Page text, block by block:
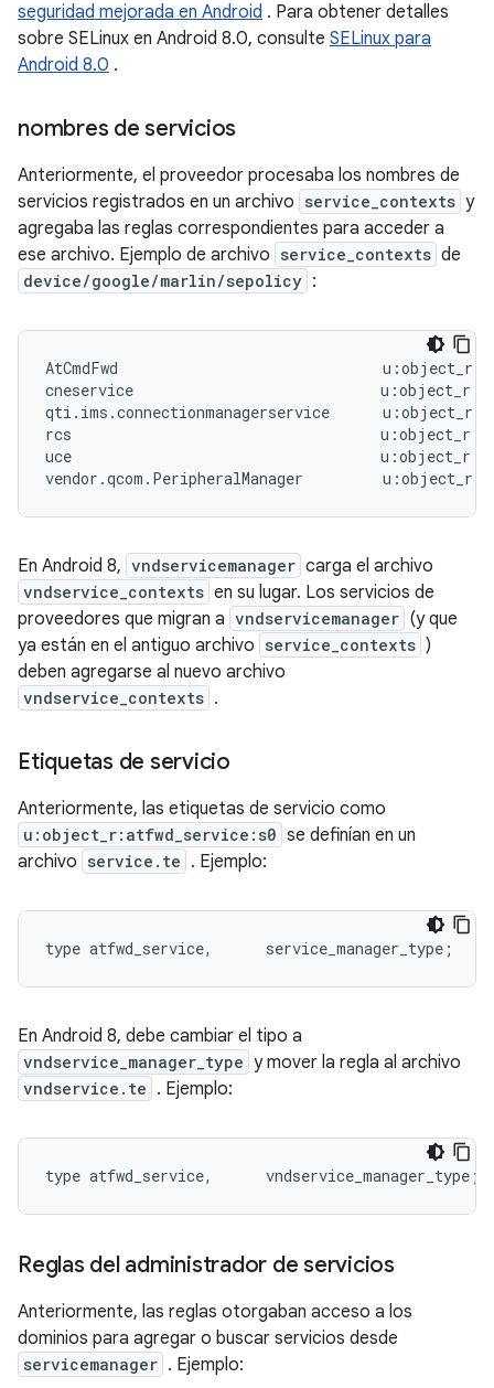
seguridad mejorada en Android . Para obtener detalles
sobre SELinux en Android 8.0, consulte SELinux para
Android 8.0 .
nombres de servicios
Anteriormente, el proveedor procesaba los nombres de
servicios registrados en un archivo service_contexts y
agregaba las reglas correspondientes para acceder a
ese archivo. Ejemplo de archivo service_contexts de
device/google/marlin/sepolicy :
AtCmdFwd
cneservice
qti.ims.connectionmanagerservice
rcs
uce
En Android 8, vndservicemanager carga el archivo
vndservice_contexts en su lugar. Los servicios de
proveedores que migran a vndservicemanager (y que
ya están en el antiguo archivo service_contexts )
deben agregarse al nuevo archivo
vndservice_contexts .
Etiquetas de servicio
Anteriormente, las etiquetas de servicio como
u:object_r:atfwd_service:s0 se definían en un
archivo service.te . Ejemplo:
type atfwd_service, service_manager_type ;
En Android 8, debe cambiar el tipo a
vndservice_manager_type y mover la regla al archivo
vndservice.te . Ejemplo:
type atfwd_service, vndservice_manager_type ;
Reglas del administrador de servicios
Anteriormente, las reglas otorgaban acceso a los
dominios para agregar o buscar servicios desde
servicemanager . Ejemplo: